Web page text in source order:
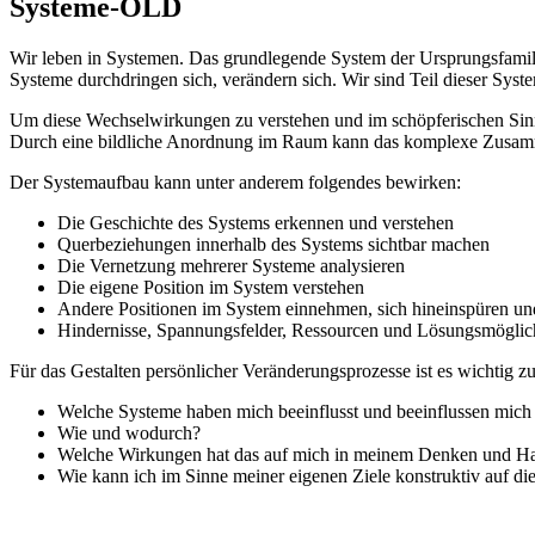
Systeme-OLD
Wir leben in Systemen. Das grundlegende System der
Systeme durchdringen sich, verändern sich. Wir sind Teil dieser
Um diese Wechselwirkungen zu verstehen und im schöpferischen
Durch eine bildliche Anordnung im Raum kann das komplexe
Der Systemaufbau kann unter anderem folgendes bewirken:
Die Geschichte des Systems erkennen und verstehen
Querbeziehungen innerhalb des Systems sichtbar machen
Die Vernetzung mehrerer Systeme analysieren
Die eigene Position im System verstehen
Andere Positionen im System einnehmen, sich hineinspüren
Hindernisse, Spannungsfelder, Ressourcen und
Für das Gestalten persönlicher Veränderungsprozesse ist es wichtig
Welche Systeme haben mich beeinflusst und beeinflussen
Wie und wodurch?
Welche Wirkungen hat das auf mich in meinem Denken und
Wie kann ich im Sinne meiner eigenen Ziele konstruktiv auf